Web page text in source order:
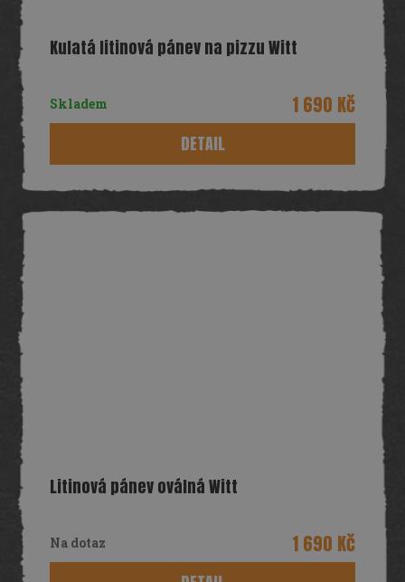
Kulatá litinová pánev na pizzu Witt
Skladem 1 690 Kč
DETAIL
Litinová pánev oválná Witt
Na dotaz 1 690 Kč